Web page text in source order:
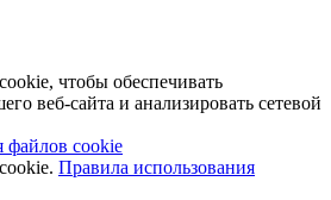
чтобы обеспечивать
веб-сайта и анализировать сетевой
файлов cookie
Правила использования